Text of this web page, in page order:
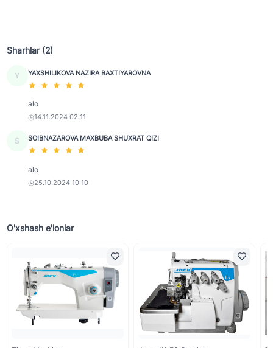
Sharhlar (2)
Y YAXSHILIKOVA NAZIRA BAXTIYAROVNA
alo
14.11.2024 02:11
S SOIBNAZAROVA MAXBUBA SHUXRAT QIZI
alo
25.10.2024 10:10
O'xshash e'lonlar